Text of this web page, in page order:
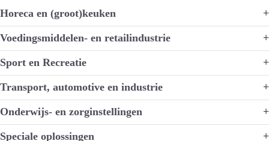
Horeca en (groot)keuken +
Voedingsmiddelen- en retailindustrie +
Sport en Recreatie +
Transport, automotive en industrie +
Onderwijs- en zorginstellingen +
Speciale oplossingen +